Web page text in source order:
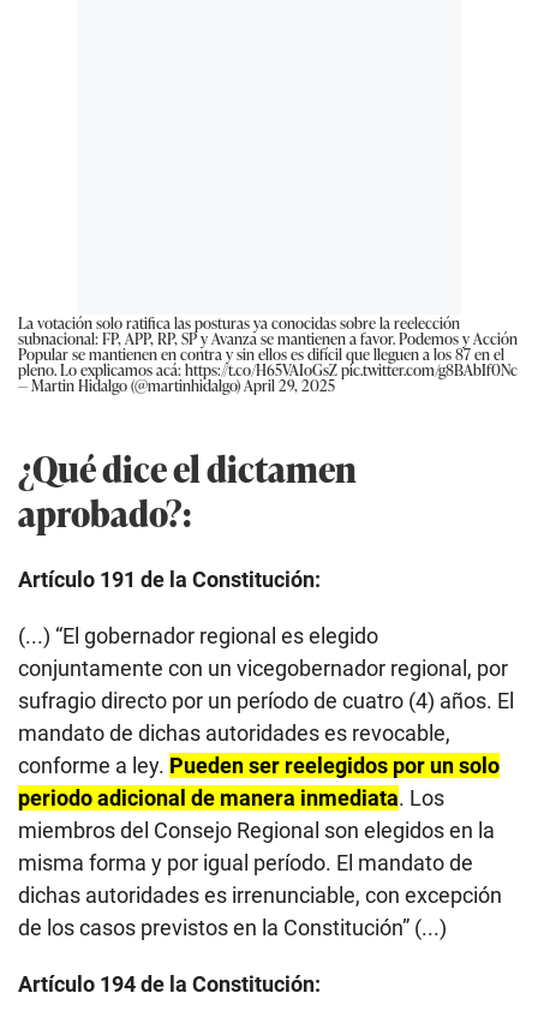
La votación solo ratifica las posturas ya conocidas sobre la reelección
subnacional: FP, APP, RP, SP y Avanza se mantienen a favor. Podemos y Acción
Popular se mantienen en contra y sin ellos es difícil que lleguen a los 87 en el
pleno. Lo explicamos acá:https://t.co/H65VAIoGsZpic.twitter.com/g8BAbIf0Nc
— Martin Hidalgo (@martinhidalgo)April 29, 2025
¿Qué dice el dictamen
aprobado?:
Artículo 191 de la Constitución:
(...) “El gobernador regional es elegido
conjuntamente con un vicegobernador regional, por
sufragio directo por un período de cuatro (4) años. El
mandato de dichas autoridades es revocable,
conforme a ley. Pueden ser reelegidos por un solo
periodo adicional de manera inmediata. Los
miembros del Consejo Regional son elegidos en la
misma forma y por igual período. El mandato de
dichas autoridades es irrenunciable, con excepción
de los casos previstos en la Constitución” (...)
Artículo 194 de la Constitución: